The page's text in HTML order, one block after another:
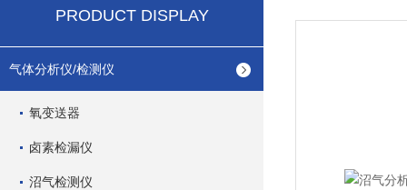
PRODUCT DISPLAY
气体分析仪/检测仪
氧变送器
卤素检漏仪
沼气检测仪